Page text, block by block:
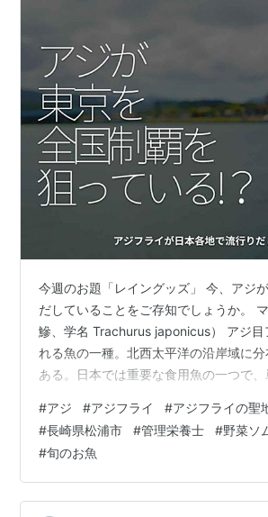
今週のお題「レイングッズ」 今、アジ
だしていることをご存知でしょうか。
鰺、学名 Trachurus japonicus） アジ目
れる魚の一種。北西太平洋の沿岸域に
ある。日本では重要な食用魚の一つで、
ありふれたスーパーでもよく見かける小
感じの魚です。そのアジに今、熱い注目
そうです↓ なぜ全国区に？福岡から「ア
店」が日本各地に広がったワケ アジフ
題だ。後述するように、福岡をムーブ
#アジ #アジフライ #アジフライの聖
#長崎県松浦市 #管理栄養士 #野菜ソ
#旬のお魚